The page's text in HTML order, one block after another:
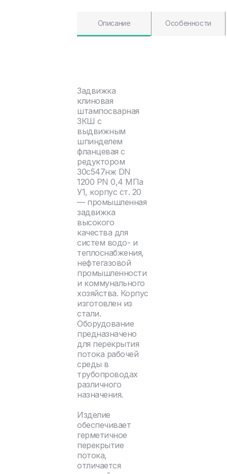
Описание Особенности
Задвижка
клиновая
штампосварная
ЗКШ с
выдвижным
шпинделем
фланцевая с
редуктором
30с547нж DN
1200 PN 0,4 МПа
У1, корпус ст. 20
— промышленная
задвижка
высокого
качества для
систем водо- и
теплоснабжения,
нефтегазовой
промышленности
и коммунального
хозяйства. Корпус
изготовлен из
стали.
Оборудование
предназначено
для перекрытия
потока рабочей
среды в
трубопроводах
различного
назначения.
Изделие
обеспечивает
герметичное
перекрытие
потока,
отличается